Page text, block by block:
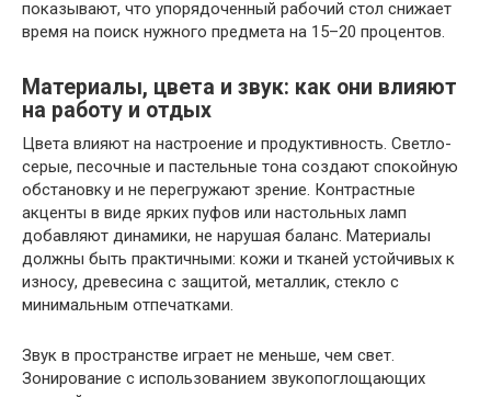
показывают, что упорядоченный рабочий стол снижает
время на поиск нужного предмета на 15–20 процентов.
Материалы, цвета и звук: как они влияют
на работу и отдых
Цвета влияют на настроение и продуктивность. Светло-
серые, песочные и пастельные тона создают спокойную
обстановку и не перегружают зрение. Контрастные
акценты в виде ярких пуфов или настольных ламп
добавляют динамики, не нарушая баланс. Материалы
должны быть практичными: кожи и тканей устойчивых к
износу, древесина с защитой, металлик, стекло с
минимальным отпечатками.
Звук в пространстве играет не меньше, чем свет.
Зонирование с использованием звукопоглощающих